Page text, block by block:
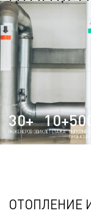
30+
ИНЖЕНЕРОВ ОВИК
10+
ЛЕТ СТАЖА
ПРОЕКТОВ
ОТОПЛЕНИЕ